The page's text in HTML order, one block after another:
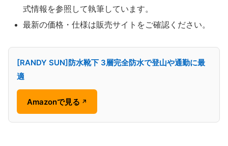
式情報を参照して執筆しています。
最新の価格・仕様は販売サイトをご確認ください。
[RANDY SUN]防水靴下 3層完全防水で登山や通勤に最
適
Amazonで見る ↗